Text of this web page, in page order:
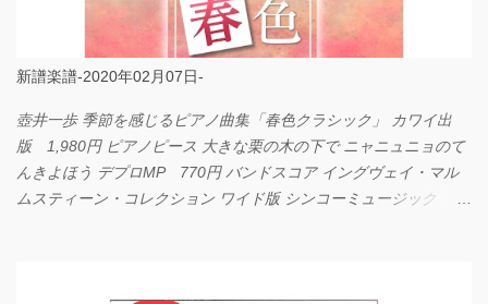
新譜楽譜-2020年02月07日-
壺井一歩 季節を感じるピアノ曲集「春色クラシック」 カワイ出
版 1,980円 ピアノピース 大きな栗の木の下で ニャニュニョのて
んきよほう デプロMP 770円 バンドスコア イングヴェイ・マル
ムスティーン・コレクション ワイド版 シンコーミュージック